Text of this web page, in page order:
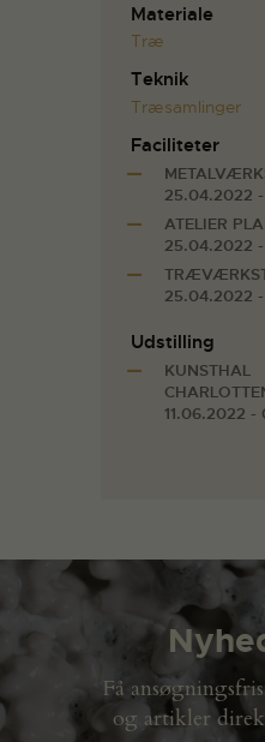
Materiale
Træ
Teknik
Træsamlinger
Faciliteter
25.04.2022
ATELIER
25.04.2022
25.04.2022
Udstilling
KUNSTHAL
11.06.2022
Få
og artikler